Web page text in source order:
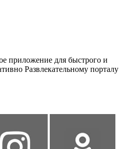
приложение для быстрого и
Развлекательному порталу